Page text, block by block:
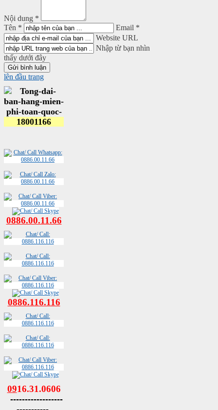
Nội dung *
Tên *
Email *
Website URL
Nhập từ bạn nhìn
thấy dưới đây
lên đầu trang
0886.00.11.66
0886.116.116
0916.31.0606
------------------